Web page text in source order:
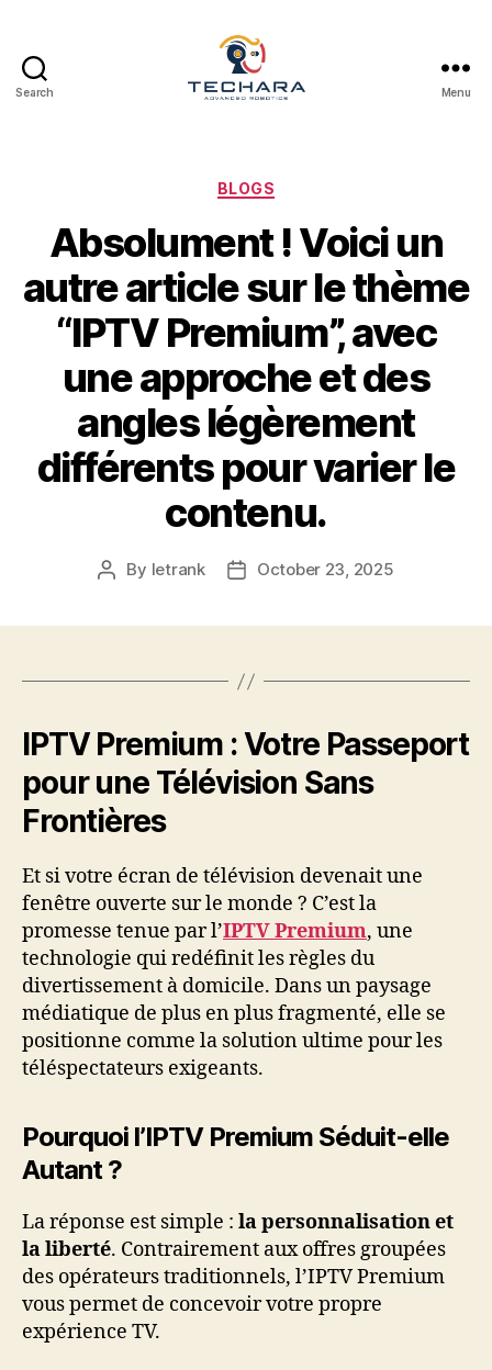
Search Menu
Categories
BLOGS
Absolument ! Voici un
autre article sur le thème
“IPTV Premium”, avec
une approche et des
angles légèrement
différents pour varier le
contenu.
Post
By letrank
PostOctober 23, 2025
IPTV Premium : Votre Passeport
pour une Télévision Sans
Frontières
Et si votre écran de télévision devenait une
fenêtre ouverte sur le monde ? C’est la
promesse tenue par l’IPTV Premium, une
technologie qui redéfinit les règles du
divertissement à domicile. Dans un paysage
médiatique de plus en plus fragmenté, elle se
positionne comme la solution ultime pour les
téléspectateurs exigeants.
Pourquoi l’IPTV Premium Séduit-elle
Autant ?
La réponse est simple : la personnalisation et
la liberté. Contrairement aux offres groupées
des opérateurs traditionnels, l’IPTV Premium
vous permet de concevoir votre propre
expérience TV.